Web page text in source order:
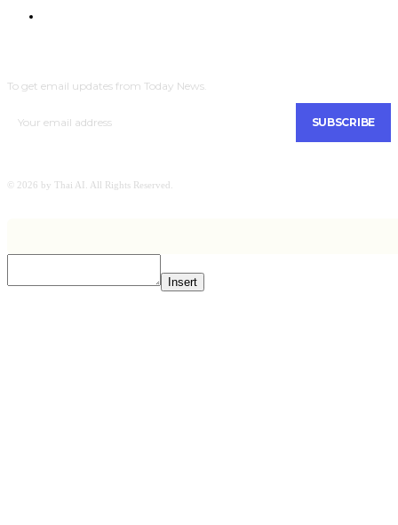
To get email updates from Today News.
SUBSCRIBE
© 2026 by Thai AI. All Rights Reserved.
Insert